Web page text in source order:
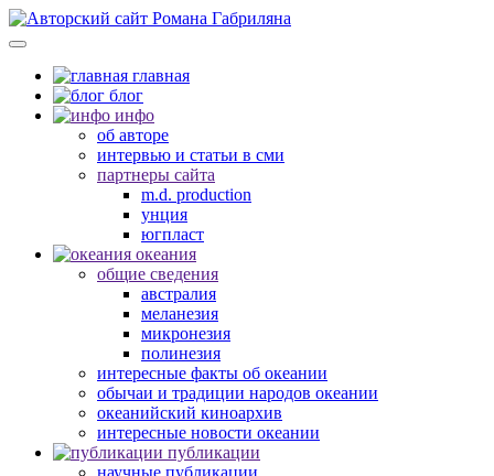
главная
блог
инфо
об авторе
интервью и статьи в сми
партнеры сайта
m.d. production
унция
югпласт
океания
общие сведения
австралия
меланезия
микронезия
полинезия
интересные факты об океании
обычаи и традиции народов океании
океанийский киноархив
интересные новости океании
публикации
научные публикации